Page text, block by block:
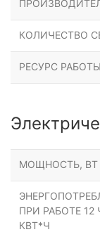
КОЛИЧЕСТВО
РЕСУРС
МОЩНОСТЬ, ВТ
ПРИ РАБОТЕ
КВТ*Ч